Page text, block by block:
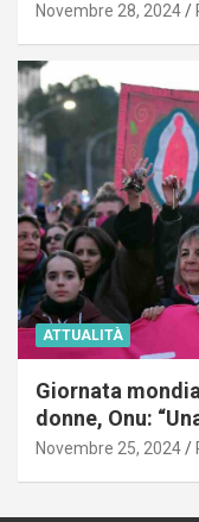
Novembre 28, 2024
ATTUALITÀ
Giornata
donne, Onu:
Novembre 25, 2024